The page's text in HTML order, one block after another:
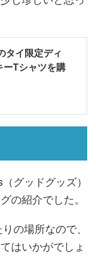
タイ限定ディ
ーTシャツを購
グッドグッズ）
の紹介でした。
の場所なので、
はいかがでしょ